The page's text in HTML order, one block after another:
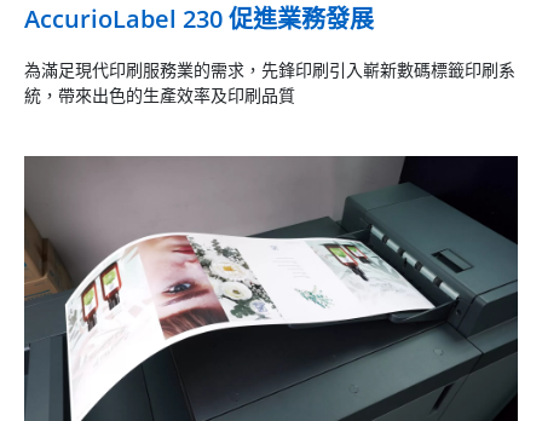
AccurioLabel 230 促進業務發展
為滿足現代印刷服務業的需求，先鋒印刷引入嶄新數碼標籤印刷系
統，帶來出色的生產效率及印刷品質